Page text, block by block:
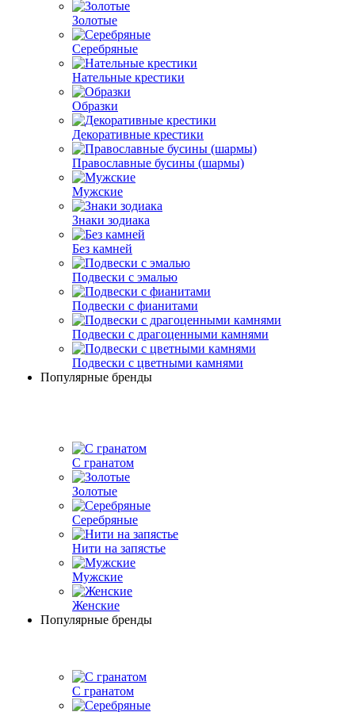
Золотые
Серебряные
Нательные крестики
Образки
Декоративные крестики
Православные бусины (шармы)
Мужские
Знаки зодиака
Без камней
Подвески с эмалью
Подвески с фианитами
Подвески с драгоценными камнями
Подвески с цветными камнями
Популярные бренды
С гранатом
Золотые
Серебряные
Нити на запястье
Мужские
Женские
Популярные бренды
С гранатом